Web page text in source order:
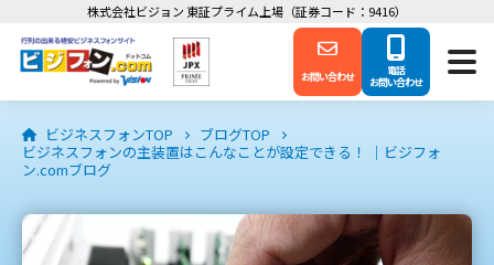
株式会社ビジョン 東証プライム上場（証券コード：9416）
お問い合わせ 電話
お問い合わせ
ビジネスフォンTOP
ブログTOP
ビジネスフォンの主装置はこんなことが設定できる！ ｜ビジフォ
ン.comブログ